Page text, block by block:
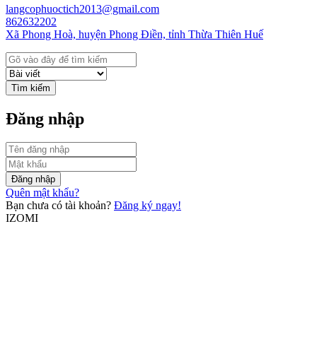
langcophuoctich2013@gmail.com
862632202
Xã Phong Hoà, huyện Phong Điền, tỉnh Thừa Thiên Huế
Tìm kiếm
Đăng nhập
Đăng nhập
Quên mật khẩu?
Bạn chưa có tài khoản? Đăng ký ngay!
IZOMI